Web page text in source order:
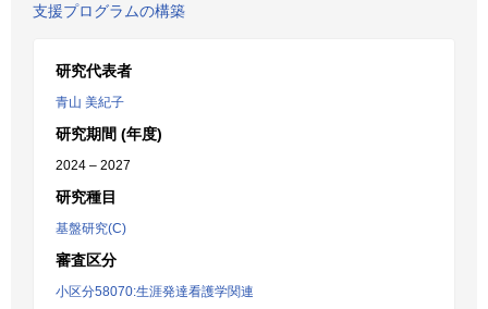
支援プログラムの構築
研究代表者
青山 美紀子
研究期間 (年度)
2024 – 2027
研究種目
基盤研究(C)
審査区分
小区分58070:生涯発達看護学関連